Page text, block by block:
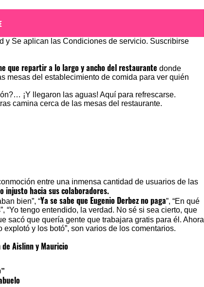
y Se aplican las Condiciones de servicio. Suscribirse
que repartir a lo largo y ancho del restaurante donde
mesas del establecimiento de comida para ver quién
¡Y llegaron las aguas! Aquí para refrescarse.
camina cerca de las mesas del restaurante.
entre una inmensa cantidad de usuarios de las
injusto hacia sus colaboradores.
bien”, “Ya se sabe que Eugenio Derbez no paga”, “En qué
tengo entendido, la verdad. No sé si sea cierto, que
sacó que quería gente que trabajara gratis para él. Ahora
y los botó”, son varios de los comentarios.
Aislinn y Mauricio